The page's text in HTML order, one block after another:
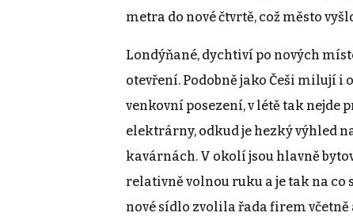
metra do nové čtvrtě, což město
Londýňané, dychtiví po nových
otevření. Podobně jako Češi milují
venkovní posezení, v létě tak nejde
elektrárny, odkud je hezký výhled
kavárnách. V okolí jsou hlavně
relativně volnou ruku a je tak na co
nové sídlo zvolila řada firem